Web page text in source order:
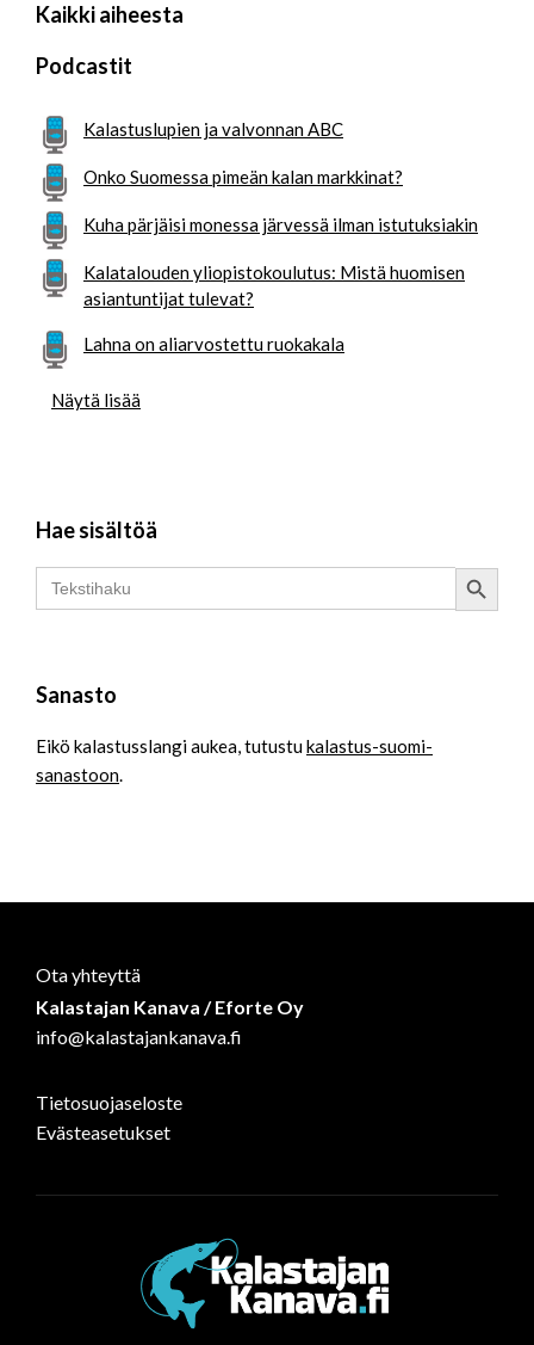
Kaikki aiheesta
Podcastit
Kalastuslupien ja valvonnan ABC
Onko Suomessa pimeän kalan markkinat?
Kuha pärjäisi monessa järvessä ilman istutuksiakin
Kalatalouden yliopistokoulutus: Mistä huomisen
asiantuntijat tulevat?
Lahna on aliarvostettu ruokakala
Näytä lisää
Hae sisältöä
Search
for:
Search Button
Sanasto
Eikö kalastusslangi aukea, tutustukalastus-suomi-
sanastoon.
Ota yhteyttä
Kalastajan Kanava / Eforte Oy
info@kalastajankanava.fi
Tietosuojaseloste
Evästeasetukset